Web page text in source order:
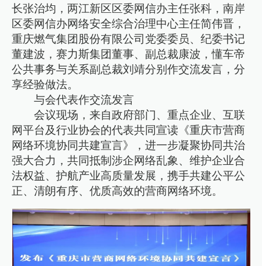
长张治均，两江新区区委网信办主任张科，南岸
区委网信办网络安全综合治理中心主任简伟晋，
重庆燃气集团股份有限公司党委委员、纪委书记
董建波，赛力斯集团董事、副总裁康波，懂车帝
公共事务与关系副总裁刘靖分别作交流发言，分
享经验做法。
与会代表作交流发言
会议现场，来自政府部门、重点企业、互联
网平台及行业协会的代表共同宣读《重庆市营商
网络环境协同共建宣言》，进一步凝聚协同共治
强大合力，共同抵制涉企网络乱象、维护企业合
法权益、护航产业高质量发展，携手共建公平公
正、清朗有序、优质高效的营商网络环境。